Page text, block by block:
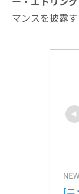
マンスを披露
[ニ